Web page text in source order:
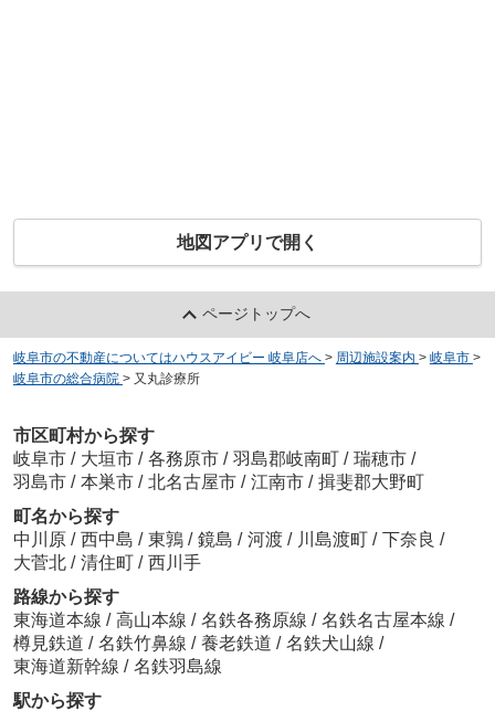
地図アプリで開く
ページトップへ
岐阜市の不動産についてはハウスアイビー 岐阜店へ > 周辺施設案内 > 岐阜市 >
岐阜市の総合病院 > 又丸診療所
市区町村から探す
岐阜市 / 大垣市 / 各務原市 / 羽島郡岐南町 / 瑞穂市 /
羽島市 / 本巣市 / 北名古屋市 / 江南市 / 揖斐郡大野町
町名から探す
中川原 / 西中島 / 東鶉 / 鏡島 / 河渡 / 川島渡町 / 下奈良 /
大菅北 / 清住町 / 西川手
路線から探す
東海道本線 / 高山本線 / 名鉄各務原線 / 名鉄名古屋本線 /
樽見鉄道 / 名鉄竹鼻線 / 養老鉄道 / 名鉄犬山線 /
東海道新幹線 / 名鉄羽島線
駅から探す